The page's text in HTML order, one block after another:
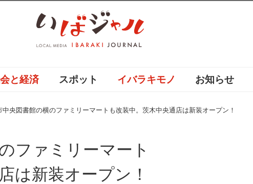
と経済 スポット イバラキモノ お知らせ
中央図書館の横のファミリーマートも改装中。茨木中央通店は新装オープン！
ファミリーマート
は新装オープン！